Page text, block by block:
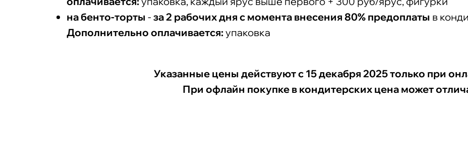
на бенто-торты - за 2 рабочих дня с момента внесения 80% предоплаты в
Дополнительно оплачивается:упаковка
Указанные цены действуют с 15 декабря 2025 только при
При офлайн покупке в кондитерских цена может